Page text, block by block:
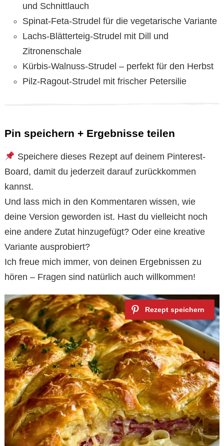
und Schnittlauch
Spinat-Feta-Strudel für die vegetarische Variante
Lachs-Blätterteig-Strudel mit Dill und
Zitronenschale
Kürbis-Walnuss-Strudel – perfekt für den Herbst
Pilz-Ragout-Strudel mit frischer Petersilie
Pin speichern + Ergebnisse teilen
Speichere dieses Rezept auf deinem Pinterest-
Board, damit du jederzeit darauf zurückkommen
kannst.
Und lass mich in den Kommentaren wissen, wie
deine Version geworden ist. Hast du vielleicht noch
eine andere Zutat hinzugefügt? Oder eine kreative
Variante ausprobiert?
Ich freue mich immer, von deinen Ergebnissen zu
hören – Fragen sind natürlich auch willkommen!